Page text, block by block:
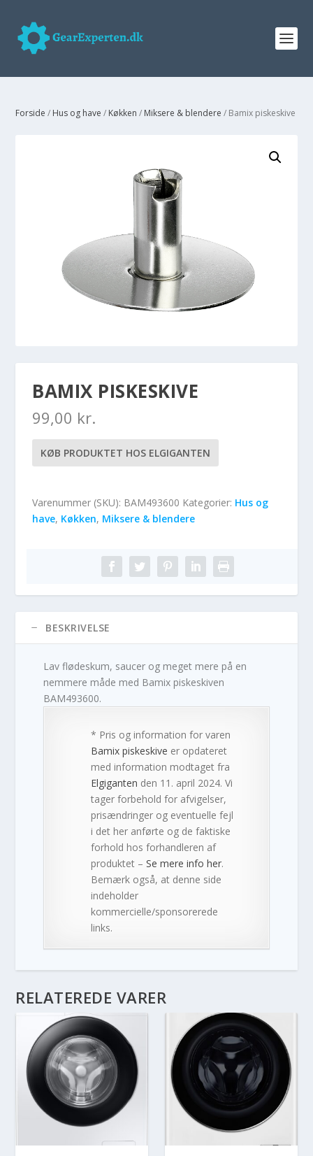
Forside / Hus og have / Køkken / Miksere & blendere / Bamix piskeskive
BAMIX PISKESKIVE
99,00 kr.
KØB PRODUKTET HOS ELGIGANTEN
Varenummer (SKU): BAM493600 Kategorier: Hus og
have, Køkken, Miksere & blendere
BESKRIVELSE
Lav flødeskum, saucer og meget mere på en
nemmere måde med Bamix piskeskiven
BAM493600.
* Pris og information for varen
Bamix piskeskive er opdateret
med information modtaget fra
Elgiganten den 11. april 2024. Vi
tager forbehold for afvigelser,
prisændringer og eventuelle fejl
i det her anførte og de faktiske
forhold hos forhandleren af
produktet –Se mere info her.
Bemærk også, at denne side
indeholder
kommercielle/sponsorerede
links.
RELATEREDE VARER